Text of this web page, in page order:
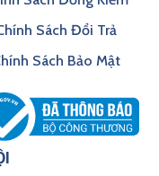
Sách Đổi Trả
Sách Bảo Mật